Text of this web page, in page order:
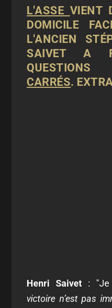
L'ASSE VIENT
DOMICILE
L'ANCIEN
SAIVET A
CARRÉS.
Henri Saivet :
victoire n’est pas